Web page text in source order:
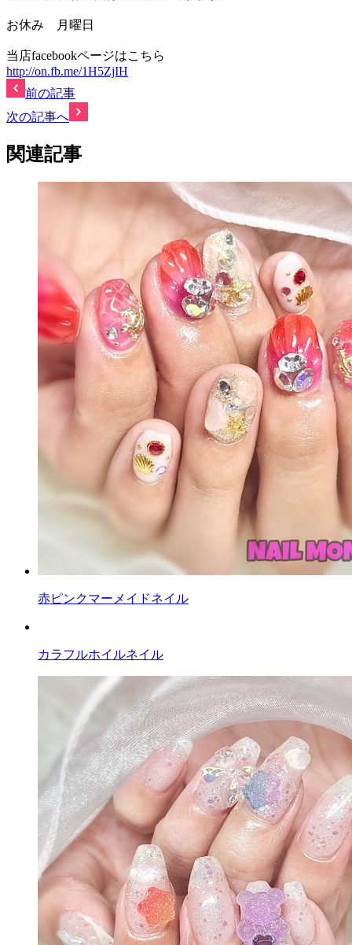
お休み 月曜日
当店facebookページはこちら
http://on.fb.me/1H5ZjIH
前の記事
次の記事へ
関連記事
赤ピンクマーメイドネイル
カラフルホイルネイル